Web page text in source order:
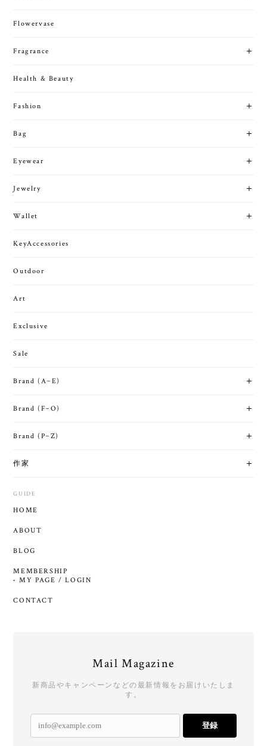
Flowervase
Fragrance
Health & Beauty
Fashion
Bag
Eyewear
Jewelry
Wallet
KeyAccessories
Outdoor
Art
Exclusive
Sale
Brand (A~E)
Brand (F~O)
Brand (P~Z)
作家
GUIDE
HOME
ABOUT
BLOG
MEMBERSHIP
MY PAGE / LOGIN
CONTACT
Mail Magazine
新商品やキャンペーンなどの最新情報をお届けいたしま
す。
登録